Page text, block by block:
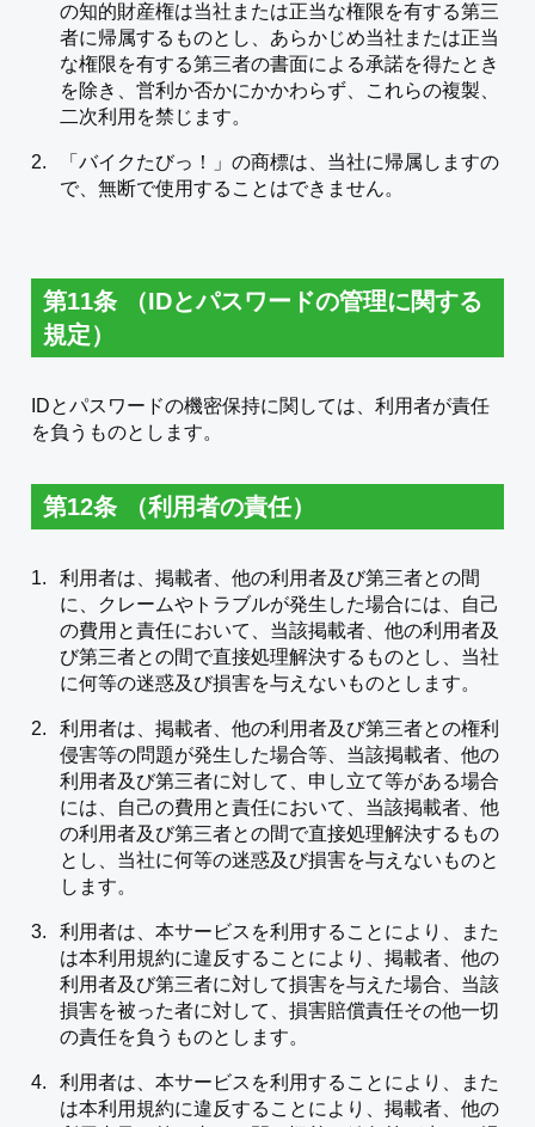
の知的財産権は当社または正当な権限を有する第三
者に帰属するものとし、あらかじめ当社または正当
な権限を有する第三者の書面による承諾を得たとき
を除き、営利か否かにかかわらず、これらの複製、
二次利用を禁じます。
「バイクたびっ！」の商標は、当社に帰属しますの
で、無断で使用することはできません。
第11条 （IDとパスワードの管理に関する
規定）
IDとパスワードの機密保持に関しては、利用者が責任
を負うものとします。
第12条 （利用者の責任）
利用者は、掲載者、他の利用者及び第三者との間
に、クレームやトラブルが発生した場合には、自己
の費用と責任において、当該掲載者、他の利用者及
び第三者との間で直接処理解決するものとし、当社
に何等の迷惑及び損害を与えないものとします。
利用者は、掲載者、他の利用者及び第三者との権利
侵害等の問題が発生した場合等、当該掲載者、他の
利用者及び第三者に対して、申し立て等がある場合
には、自己の費用と責任において、当該掲載者、他
の利用者及び第三者との間で直接処理解決するもの
とし、当社に何等の迷惑及び損害を与えないものと
します。
利用者は、本サービスを利用することにより、また
は本利用規約に違反することにより、掲載者、他の
利用者及び第三者に対して損害を与えた場合、当該
損害を被った者に対して、損害賠償責任その他一切
の責任を負うものとします。
利用者は、本サービスを利用することにより、また
は本利用規約に違反することにより、掲載者、他の